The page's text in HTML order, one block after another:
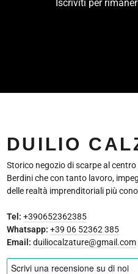
Iscriviti per
DUILIO
Storico negozio di scarpe al
Berdini che con tanto lavoro,
delle realtà imprenditoriali più
Tel: +390652362385
Whatsapp: +39 06 52362 385
Email: duiliocalzature@gmail.com